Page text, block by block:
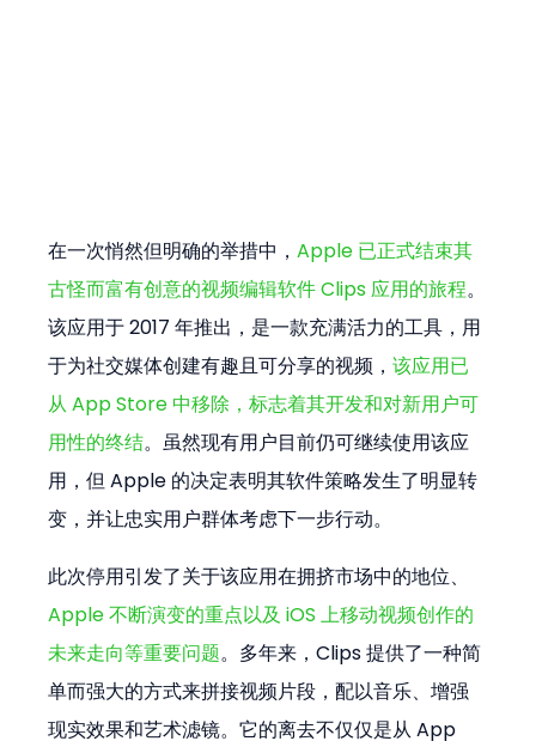
在一次悄然但明确的举措中，Apple 已正式结束其
古怪而富有创意的视频编辑软件 Clips 应用的旅程。
该应用于 2017 年推出，是一款充满活力的工具，用
于为社交媒体创建有趣且可分享的视频，该应用已
从 App Store 中移除，标志着其开发和对新用户可
用性的终结。虽然现有用户目前仍可继续使用该应
用，但 Apple 的决定表明其软件策略发生了明显转
变，并让忠实用户群体考虑下一步行动。
此次停用引发了关于该应用在拥挤市场中的地位、
Apple 不断演变的重点以及 iOS 上移动视频创作的
未来走向等重要问题。多年来，Clips 提供了一种简
单而强大的方式来拼接视频片段，配以音乐、增强
现实效果和艺术滤镜。它的离去不仅仅是从 App